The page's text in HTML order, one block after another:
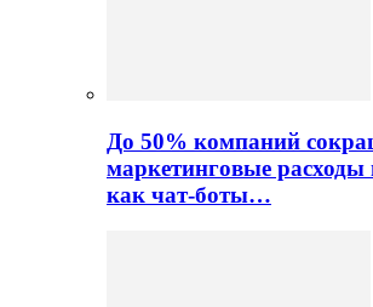
До 50% компаний
маркетинговые расходы
как чат-боты…